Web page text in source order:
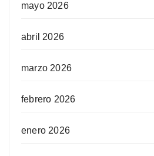
mayo 2026
abril 2026
marzo 2026
febrero 2026
enero 2026